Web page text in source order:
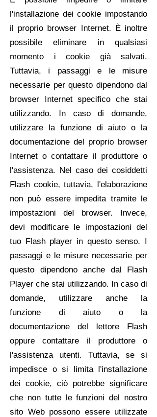
l'installazione dei cookie impostando
il proprio browser Internet. È inoltre
possibile eliminare in qualsiasi
momento i cookie già salvati.
Tuttavia, i passaggi e le misure
necessarie per questo dipendono dal
browser Internet specifico che stai
utilizzando. In caso di domande,
utilizzare la funzione di aiuto o la
documentazione del proprio browser
Internet o contattare il produttore o
l'assistenza. Nel caso dei cosiddetti
Flash cookie, tuttavia, l'elaborazione
non può essere impedita tramite le
impostazioni del browser. Invece,
devi modificare le impostazioni del
tuo Flash player in questo senso. I
passaggi e le misure necessarie per
questo dipendono anche dal Flash
Player che stai utilizzando. In caso di
domande, utilizzare anche la
funzione di aiuto o la
documentazione del lettore Flash
oppure contattare il produttore o
l'assistenza utenti. Tuttavia, se si
impedisce o si limita l'installazione
dei cookie, ciò potrebbe significare
che non tutte le funzioni del nostro
sito Web possono essere utilizzate